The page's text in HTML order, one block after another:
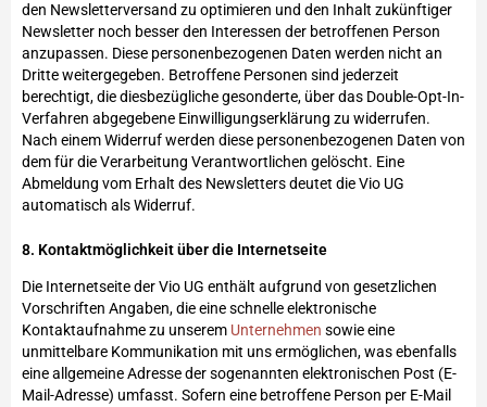
den Newsletterversand zu optimieren und den Inhalt zukünftiger
Newsletter noch besser den Interessen der betroffenen Person
anzupassen. Diese personenbezogenen Daten werden nicht an
Dritte weitergegeben. Betroffene Personen sind jederzeit
berechtigt, die diesbezügliche gesonderte, über das Double-Opt-In-
Verfahren abgegebene Einwilligungserklärung zu widerrufen.
Nach einem Widerruf werden diese personenbezogenen Daten von
dem für die Verarbeitung Verantwortlichen gelöscht. Eine
Abmeldung vom Erhalt des Newsletters deutet die Vio UG
automatisch als Widerruf.
8. Kontaktmöglichkeit über die Internetseite
Die Internetseite der Vio UG enthält aufgrund von gesetzlichen
Vorschriften Angaben, die eine schnelle elektronische
Kontaktaufnahme zu unserem Unternehmen sowie eine
unmittelbare Kommunikation mit uns ermöglichen, was ebenfalls
eine allgemeine Adresse der sogenannten elektronischen Post (E-
Mail-Adresse) umfasst. Sofern eine betroffene Person per E-Mail